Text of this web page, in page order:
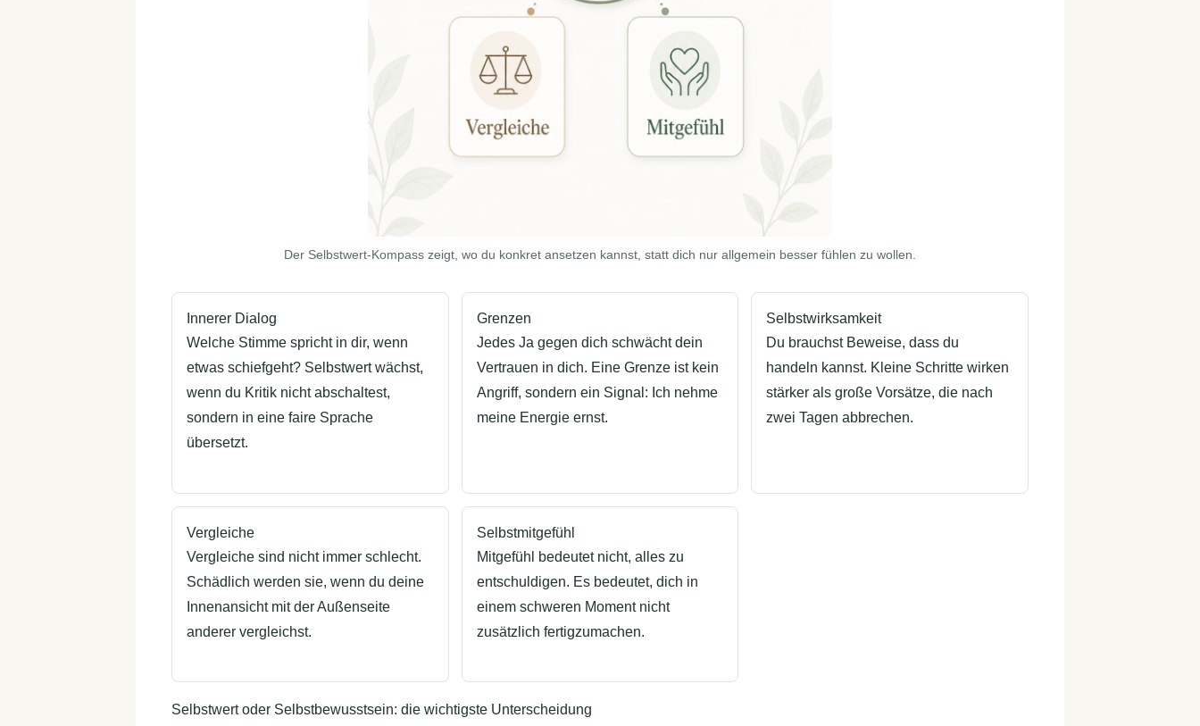
Der Selbstwert-Kompass zeigt, wo du konkret ansetzen kannst, statt dich nur allgemein besser fühlen zu wollen.
Innerer Dialog
Welche Stimme spricht in dir, wenn
etwas schiefgeht? Selbstwert wächst,
wenn du Kritik nicht abschaltest,
sondern in eine faire Sprache
übersetzt.
Grenzen
Jedes Ja gegen dich schwächt dein
Vertrauen in dich. Eine Grenze ist kein
Angriff, sondern ein Signal: Ich nehme
meine Energie ernst.
Selbstwirksamkeit
Du brauchst Beweise, dass du
handeln kannst. Kleine Schritte wirken
stärker als große Vorsätze, die nach
zwei Tagen abbrechen.
Vergleiche
Vergleiche sind nicht immer schlecht.
Schädlich werden sie, wenn du deine
Innenansicht mit der Außenseite
anderer vergleichst.
Selbstmitgefühl
Mitgefühl bedeutet nicht, alles zu
entschuldigen. Es bedeutet, dich in
einem schweren Moment nicht
zusätzlich fertigzumachen.
Selbstwert oder Selbstbewusstsein: die wichtigste Unterscheidung